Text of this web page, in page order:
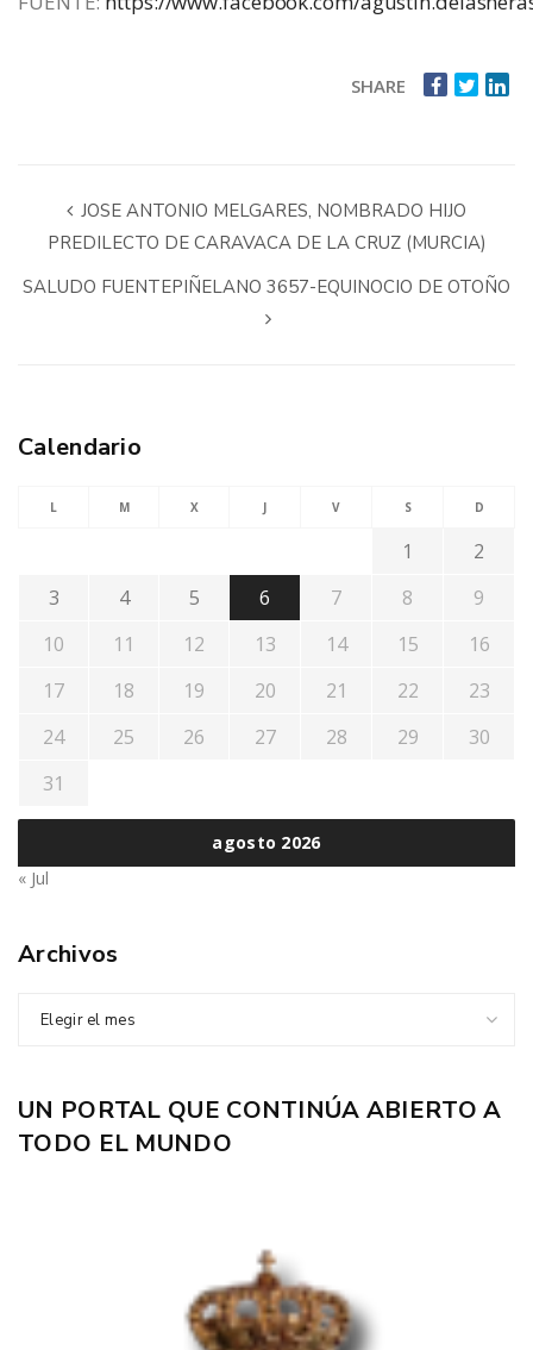
SHARE
JOSE ANTONIO MELGARES, NOMBRADO HIJO
PREDILECTO DE CARAVACA DE LA CRUZ (MURCIA)
SALUDO FUENTEPIÑELANO 3657-EQUINOCIO DE OTOÑO
Calendario
agosto 2026
L M X J V S D
1
2
3
4 5 6 7 8
9
10
11 12 13 14 15
16
17
18 19 20 21 22
23
24
25 26 27 28 29
30
31
« Jul
Archivos
Elegir el mes
UN PORTAL QUE CONTINÚA ABIERTO A
TODO EL MUNDO